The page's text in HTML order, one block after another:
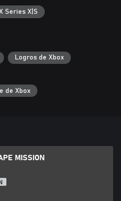
Series X|S
Logros de Xbox
de Xbox
MISSION